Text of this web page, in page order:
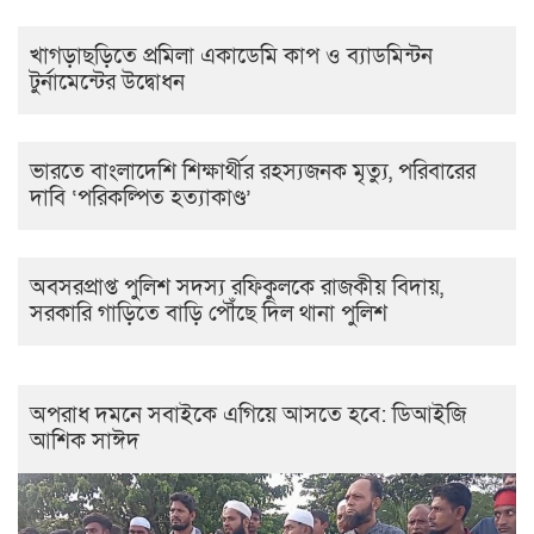
খাগড়াছড়িতে প্রমিলা একাডেমি কাপ ও ব্যাডমিন্টন
টুর্নামেন্টের উদ্বোধন
ভারতে বাংলাদেশি শিক্ষার্থীর রহস্যজনক মৃত্যু, পরিবারের
দাবি ‘পরিকল্পিত হত্যাকাণ্ড’
অবসরপ্রাপ্ত পুলিশ সদস্য রফিকুলকে রাজকীয় বিদায়,
সরকারি গাড়িতে বাড়ি পৌঁছে দিল থানা পুলিশ
অপরাধ দমনে সবাইকে এগিয়ে আসতে হবে: ডিআইজি
আশিক সাঈদ